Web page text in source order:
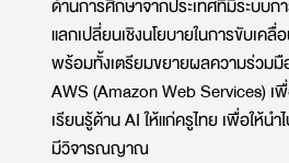
ด้านการศึกษาจากประเทศที่มีระบบ
แลกเปลี่ยนเชิงนโยบายในการขับเค
พร้อมทั้งเตรียมขยายผลความร่วมมื
AWS (Amazon Web Services)
เรียนรู้ด้าน AI ให้แก่ครูไทย เพื่อให้นำ
มีวิจารณญาณ